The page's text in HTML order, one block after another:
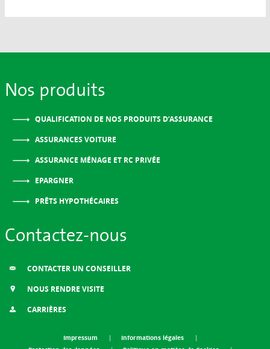
Nos produits
QUALIFICATION DE NOS PRODUITS D’ASSURANCE
ASSURANCES VOITURE
ASSURANCE MÉNAGE ET RC PRIVÉE
EPARGNER
PRÊTS HYPOTHÉCAIRES
Contactez-nous
CONTACTER UN CONSEILLER
NOUS RENDRE VISITE
CARRIÈRES
Impressum
Informations légales